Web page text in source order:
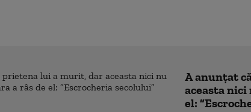
A anunțat
aceasta nici
el: